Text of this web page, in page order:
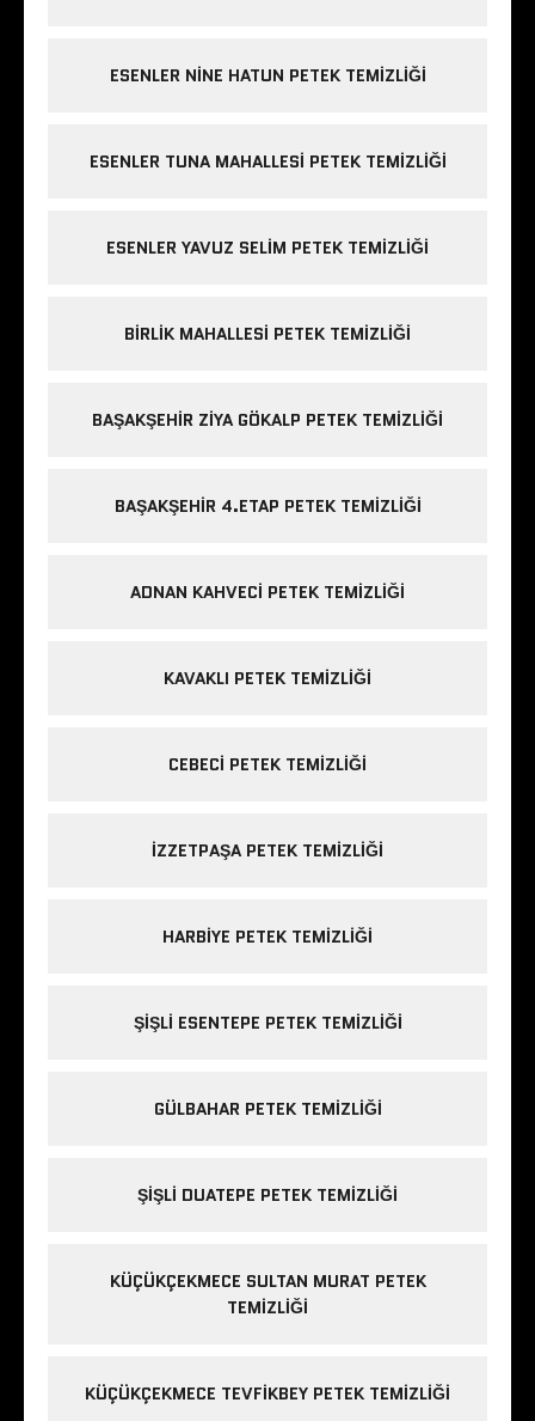
ESENLER NINE HATUN PETEK TEMIZLIĞI
ESENLER TUNA MAHALLESI PETEK TEMIZLIĞI
ESENLER YAVUZ SELIM PETEK TEMIZLIĞI
BIRLIK MAHALLESI PETEK TEMIZLIĞI
BAŞAKŞEHIR ZIYA GÖKALP PETEK TEMIZLIĞI
BAŞAKŞEHIR 4.ETAP PETEK TEMIZLIĞI
ADNAN KAHVECI PETEK TEMIZLIĞI
KAVAKLI PETEK TEMIZLIĞI
CEBECI PETEK TEMIZLIĞI
IZZETPAŞA PETEK TEMIZLIĞI
HARBIYE PETEK TEMIZLIĞI
ŞIŞLI ESENTEPE PETEK TEMIZLIĞI
GÜLBAHAR PETEK TEMIZLIĞI
ŞIŞLI DUATEPE PETEK TEMIZLIĞI
KÜÇÜKÇEKMECE SULTAN MURAT PETEK
TEMIZLIĞI
KÜÇÜKÇEKMECE TEVFIKBEY PETEK TEMIZLIĞI